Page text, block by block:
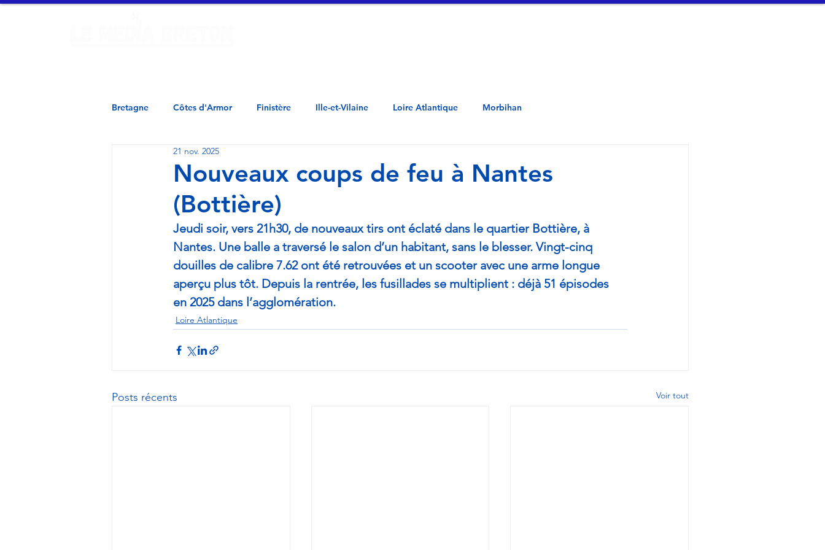
Bretagne Côtes d'Armor Finistère Ille-et-Vilaine Loire Atlantique Morbihan
Nouveaux coups de feu à Nantes
(Bottière)
21 nov. 2025
Jeudi soir, vers 21h30, de nouveaux tirs ont éclaté dans le quartier Bottière, à
Nantes. Une balle a traversé le salon d’un habitant, sans le blesser. Vingt-cinq
douilles de calibre 7.62 ont été retrouvées et un scooter avec une arme longue
aperçu plus tôt. Depuis la rentrée, les fusillades se multiplient : déjà 51 épisodes
en 2025 dans l’agglomération.
Loire Atlantique
Posts récents Voir tout